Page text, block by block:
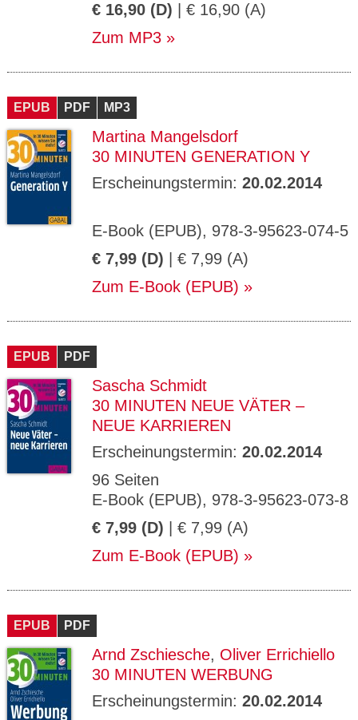
€ 16,90 (D) | € 16,90 (A)
Zum MP3
EPUB PDF MP3
Martina Mangelsdorf
30 MINUTEN GENERATION Y
Erscheinungstermin: 20.02.2014
E-Book (EPUB), 978-3-95623-074-5
€ 7,99 (D) | € 7,99 (A)
Zum E-Book (EPUB)
EPUB PDF
Sascha Schmidt
30 MINUTEN NEUE VÄTER –
NEUE KARRIEREN
Erscheinungstermin: 20.02.2014
96 Seiten
E-Book (EPUB), 978-3-95623-073-8
€ 7,99 (D) | € 7,99 (A)
Zum E-Book (EPUB)
EPUB PDF
Arnd Zschiesche, Oliver Errichiello
30 MINUTEN WERBUNG
Erscheinungstermin: 20.02.2014